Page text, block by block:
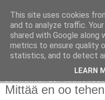
Avoin
Mittää en oo
This site uses cookies
and to analyze traffic.
shared with Google along
metrics to ensure quality
statistics, and to detect
LEARN